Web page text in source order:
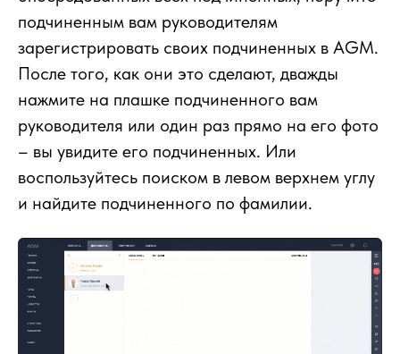
подчиненным вам руководителям
зарегистрировать своих подчиненных в AGM.
После того, как они это сделают, дважды
нажмите на плашке подчиненного вам
руководителя или один раз прямо на его фото
– вы увидите его подчиненных. Или
воспользуйтесь поиском в левом верхнем углу
и найдите подчиненного по фамилии.